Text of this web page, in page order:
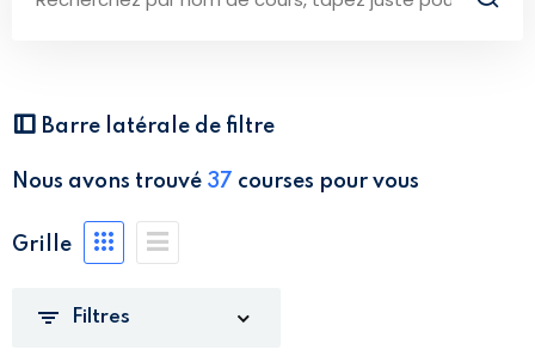
Barre latérale de filtre
Nous avons trouvé 37 courses pour vous
Grille